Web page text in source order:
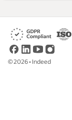
©2026• Indeed